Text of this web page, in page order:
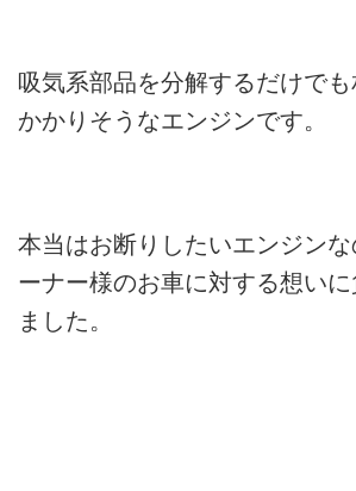
吸気系部品を分解するだけで
かかりそうなエンジンです。
本当はお断りしたいエンジン
ーナー様のお車に対する想い
ました。